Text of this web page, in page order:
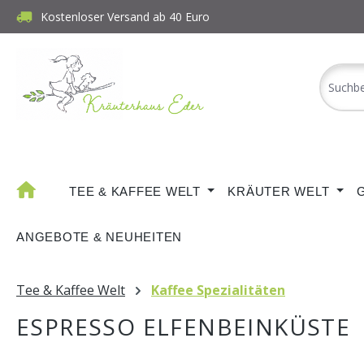
Hauptinhalt springen
Zur Suche springen
Zur Hauptnavigation springen
Kostenloser Versand ab 40 Euro
TEE & KAFFEE WELT KRÄUTER WELT
ANGEBOTE & NEUHEITEN
Tee & Kaffee Welt Kaffee Spezialitäten
ESPRESSO ELFENBEINKÜSTE